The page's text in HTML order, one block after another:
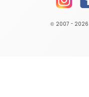
© 2007 - 2026